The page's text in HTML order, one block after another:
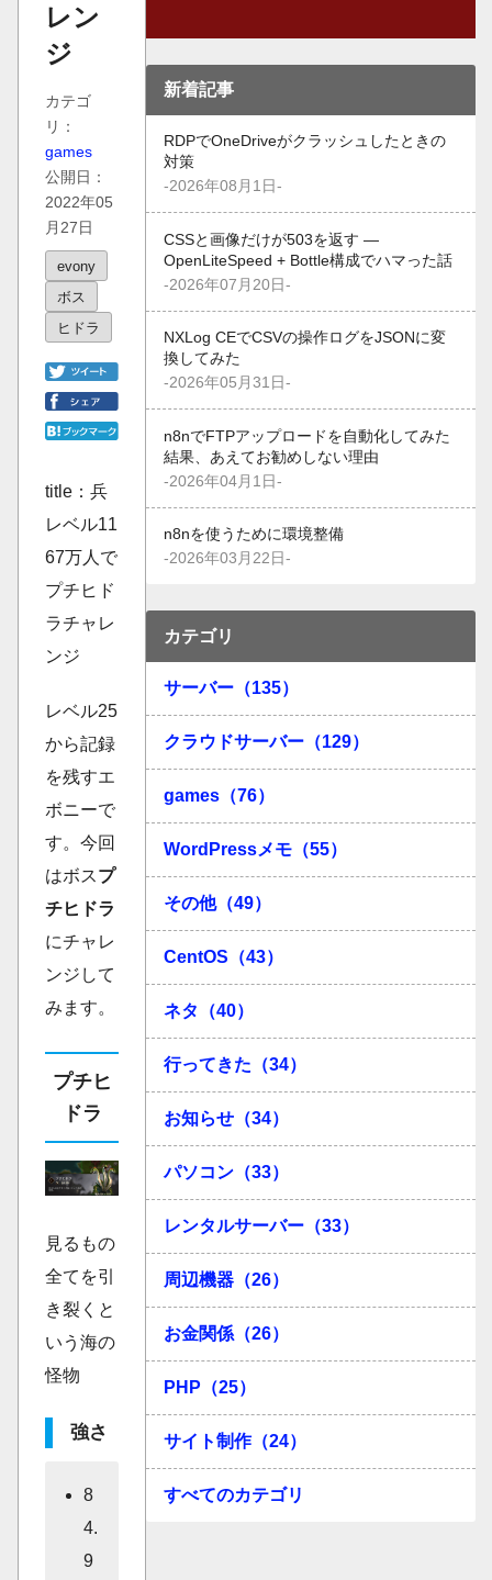
レン
ジ
カテゴ
リ：
games
公開日：
2022年05
月27日
evony
ボス
ヒドラ
title：兵
レベル11
67万人で
プチヒド
ラチャレ
ンジ
レベル25
から記録
を残すエ
ボニーで
す。今回
はボスプ
チヒドラ
にチャレ
ンジして
みます。
プチヒ
ドラ
見るもの
全てを引
き裂くと
いう海の
怪物
強さ
8
4.
9
新着記事
RDPでOneDriveがクラッシュしたときの
対策
-2026年08月1日-
CSSと画像だけが503を返す —
OpenLiteSpeed + Bottle構成でハマった話
-2026年07月20日-
NXLog CEでCSVの操作ログをJSONに変
換してみた
-2026年05月31日-
n8nでFTPアップロードを自動化してみた
結果、あえてお勧めしない理由
-2026年04月1日-
n8nを使うために環境整備
-2026年03月22日-
カテゴリ
サーバー（135）
クラウドサーバー（129）
games（76）
WordPressメモ（55）
その他（49）
CentOS（43）
ネタ（40）
行ってきた（34）
お知らせ（34）
パソコン（33）
レンタルサーバー（33）
周辺機器（26）
お金関係（26）
PHP（25）
サイト制作（24）
すべてのカテゴリ